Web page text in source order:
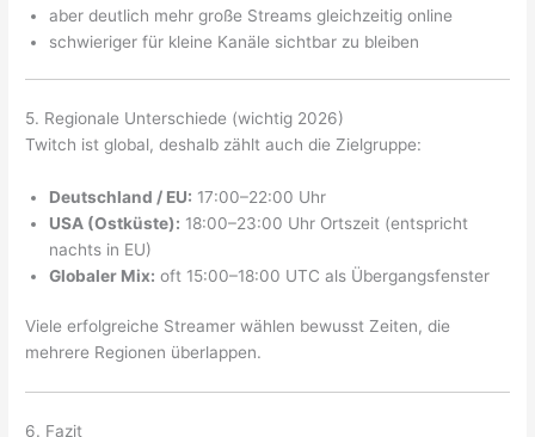
aber deutlich mehr große Streams gleichzeitig online
schwieriger für kleine Kanäle sichtbar zu bleiben
5. Regionale Unterschiede (wichtig 2026)
Twitch ist global, deshalb zählt auch die Zielgruppe:
Deutschland / EU: 17:00–22:00 Uhr
USA (Ostküste): 18:00–23:00 Uhr Ortszeit (entspricht
nachts in EU)
Globaler Mix: oft 15:00–18:00 UTC als Übergangsfenster
Viele erfolgreiche Streamer wählen bewusst Zeiten, die
mehrere Regionen überlappen.
6. Fazit